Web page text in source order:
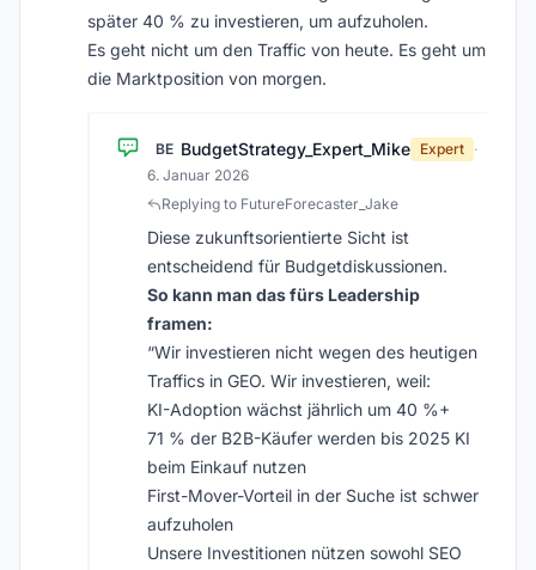
später 40 % zu investieren, um aufzuholen.
Es geht nicht um den Traffic von heute. Es geht um
die Marktposition von morgen.
BE BudgetStrategy_Expert_Mike Expert ·
6. Januar 2026
Replying to FutureForecaster_Jake
Diese zukunftsorientierte Sicht ist
entscheidend für Budgetdiskussionen.
So kann man das fürs Leadership
framen:
“Wir investieren nicht wegen des heutigen
Traffics in GEO. Wir investieren, weil:
KI-Adoption wächst jährlich um 40 %+
71 % der B2B-Käufer werden bis 2025 KI
beim Einkauf nutzen
First-Mover-Vorteil in der Suche ist schwer
aufzuholen
Unsere Investitionen nützen sowohl SEO